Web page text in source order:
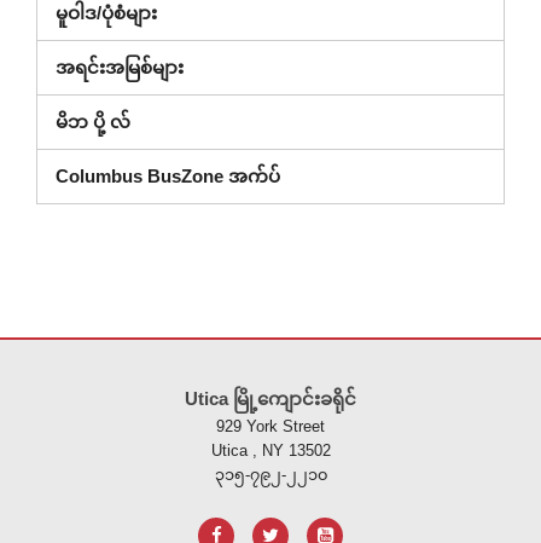
ဖွင့်
မူဝါဒ/ပုံစံများ
အရင်းအမြစ်များ
မိဘ ပို့ လ်
Columbus BusZone အက်ပ်
Utica မြို့ကျောင်းခရိုင်
929 York Street
Utica , NY 13502
၃၁၅-၇၉၂-၂၂၁၀